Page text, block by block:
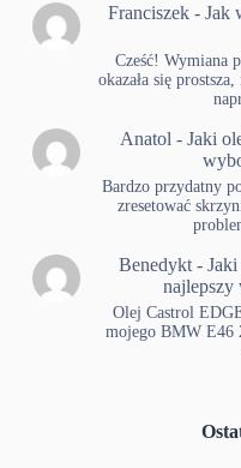
Franciszek- Jak
Cześć! Wymiana
okazała się
Anatol - Jaki
Bardzo przydatny
zresetować
Benedykt-
Olej Castrol
mojego BMW E46